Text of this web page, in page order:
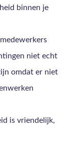
binnen je
niet echt
omdat er niet
is vriendelijk,